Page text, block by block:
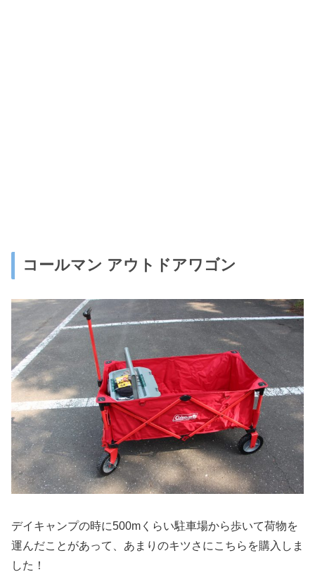
コールマン アウトドアワゴン
デイキャンプの時に500mくらい駐車場から歩いて荷物を
運んだことがあって、あまりのキツさにこちらを購入しま
した！